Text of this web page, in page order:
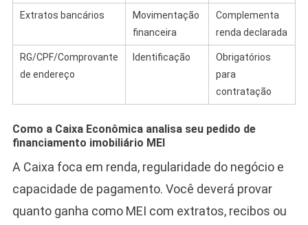
Extratos bancários
Movimentação
financeira
Complementa
renda declarada
RG/CPF/Comprovante
de endereço
Identificação
Obrigatórios
para
contratação
Como a Caixa Econômica analisa seu pedido de
financiamento imobiliário MEI
A Caixa foca em renda, regularidade do negócio e
capacidade de pagamento. Você deverá provar
quanto ganha como MEI com extratos, recibos ou